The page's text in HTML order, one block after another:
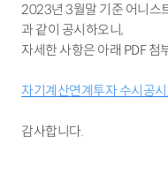
2023년 3월말 기준 어니스
과 같이 공시하오니,
자세한 사항은 아래 PDF 첨
자기계산연계투자 수시공
감사합니다.